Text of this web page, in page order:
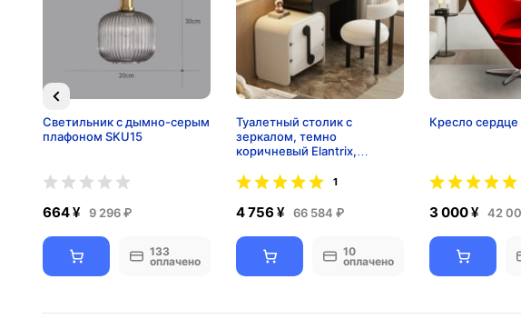
Светильник с дымно-серым
плафоном SKU15
664 ¥ 9 296 ₽
133
оплачено
Туалетный столик с
зеркалом, темно
коричневый Elantrix,
1
4 756 ¥ 66 584 ₽
10
оплачено
Кресло
3 000 ¥ 42